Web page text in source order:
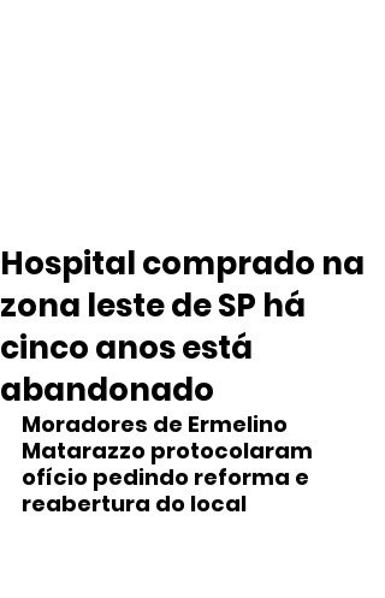
Hospital comprado na
zona leste de SP há
cinco anos está
abandonado
Moradores de Ermelino
Matarazzo protocolaram
ofício pedindo reforma e
reabertura do local